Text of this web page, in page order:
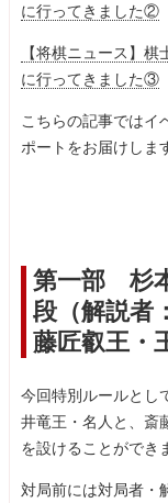
に行ってきました②
【将棋ニュース】
に行ってきました③
こちらの記事ではイ
ポートをお届けしま
第一部 杉
段（解説者
藤匠叡王・
今回特別ルールとし
井竜王・名人と、斎
を設けることができ
対局前には対局者・